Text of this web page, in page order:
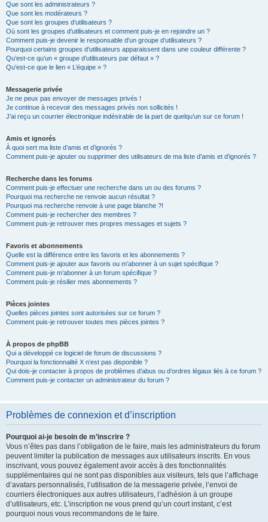
Que sont les administrateurs ?
Que sont les modérateurs ?
Que sont les groupes d’utilisateurs ?
Où sont les groupes d’utilisateurs et comment puis-je en rejoindre un ?
Comment puis-je devenir le responsable d’un groupe d’utilisateurs ?
Pourquoi certains groupes d’utilisateurs apparaissent dans une couleur différente ?
Qu’est-ce qu’un « groupe d’utilisateurs par défaut » ?
Qu’est-ce que le lien « L’équipe » ?
Messagerie privée
Je ne peux pas envoyer de messages privés !
Je continue à recevoir des messages privés non sollicités !
J’ai reçu un courrier électronique indésirable de la part de quelqu’un sur ce forum !
Amis et ignorés
À quoi sert ma liste d’amis et d’ignorés ?
Comment puis-je ajouter ou supprimer des utilisateurs de ma liste d’amis et d’ignorés ?
Recherche dans les forums
Comment puis-je effectuer une recherche dans un ou des forums ?
Pourquoi ma recherche ne renvoie aucun résultat ?
Pourquoi ma recherche renvoie à une page blanche ?!
Comment puis-je rechercher des membres ?
Comment puis-je retrouver mes propres messages et sujets ?
Favoris et abonnements
Quelle est la différence entre les favoris et les abonnements ?
Comment puis-je ajouter aux favoris ou m’abonner à un sujet spécifique ?
Comment puis-je m’abonner à un forum spécifique ?
Comment puis-je résilier mes abonnements ?
Pièces jointes
Quelles pièces jointes sont autorisées sur ce forum ?
Comment puis-je retrouver toutes mes pièces jointes ?
À propos de phpBB
Qui a développé ce logiciel de forum de discussions ?
Pourquoi la fonctionnalité X n’est pas disponible ?
Qui dois-je contacter à propos de problèmes d’abus ou d’ordres légaux liés à ce forum ?
Comment puis-je contacter un administrateur du forum ?
Problèmes de connexion et d’inscription
Pourquoi ai-je besoin de m’inscrire ?
Vous n’êtes pas dans l’obligation de le faire, mais les administrateurs du forum
peuvent limiter la publication de messages aux utilisateurs inscrits. En vous
inscrivant, vous pouvez également avoir accès à des fonctionnalités
supplémentaires qui ne sont pas disponibles aux visiteurs, tels que l’affichage
d’avatars personnalisés, l’utilisation de la messagerie privée, l’envoi de
courriers électroniques aux autres utilisateurs, l’adhésion à un groupe
d’utilisateurs, etc. L’inscription ne vous prend qu’un court instant, c’est
pourquoi nous vous recommandons de le faire.